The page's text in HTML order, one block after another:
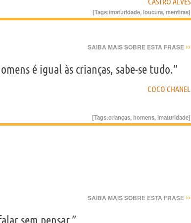
[Tags:imaturidade,loucura,mentiras]
SAIBA MAIS SOBRE ESTA FRASE ››
é igual às crianças, sabe-se tudo.”
COCO CHANEL
[Tags:crianças,homens,imaturidade]
SAIBA MAIS SOBRE ESTA FRASE ››
sem pensar.”